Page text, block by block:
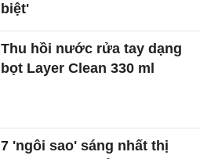
biệt'
Thu hồi nước rửa tay dạng
bọt Layer Clean 330 ml
7 'ngôi sao' sáng nhất thị